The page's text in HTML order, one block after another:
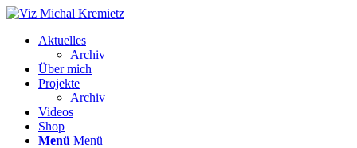
Aktuelles
Archiv
Über mich
Projekte
Archiv
Videos
Shop
Menü Menü